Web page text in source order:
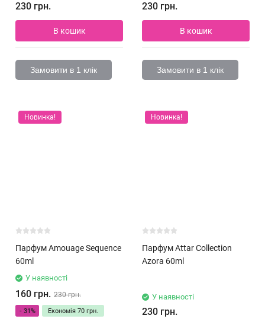
230 грн.
В кошик
Замовити в 1 клік
230 грн.
В кошик
Замовити в 1 клік
Новинка!
Парфум Amouage Sequence
60ml
У наявності
160 грн. 230 грн.
- 31% Економія 70 грн.
Новинка!
Парфум Attar Collection
Azora 60ml
У наявності
230 грн.